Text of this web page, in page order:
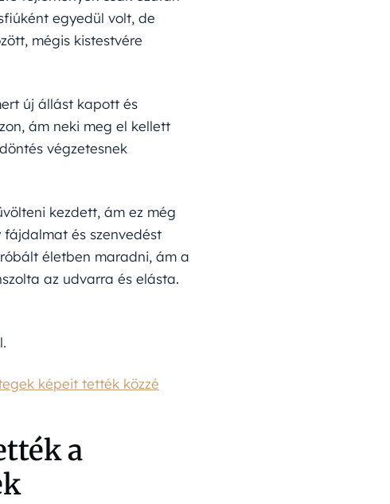
egyedül volt, de
mégis kistestvére
új állást kapott és
ám neki meg el kellett
végzetesnek
kezdett, ám ez még
fájdalmat és szenvedést
életben maradni, ám a
az udvarra és elásta.
képeit tették közzé
a